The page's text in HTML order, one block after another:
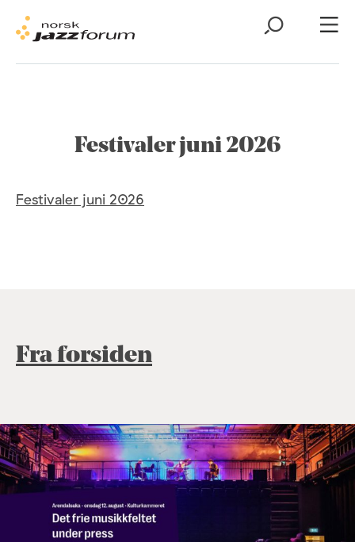
Festivaler juni 2026
Festivaler juni 2026
Fra forsiden